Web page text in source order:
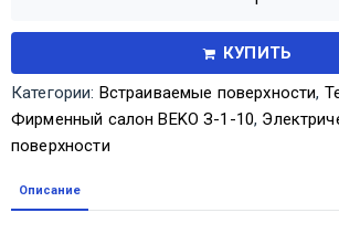
КУПИТЬ
Категории: Встраиваемые поверхности,
Фирменный салон BEKO З-1-10,
поверхности
Описание